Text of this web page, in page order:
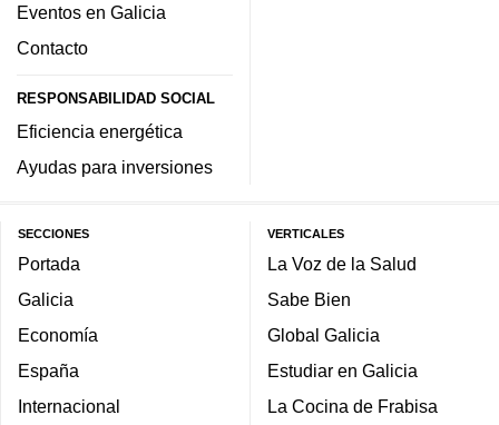
Eventos en Galicia
Contacto
RESPONSABILIDAD SOCIAL
Eficiencia energética
Ayudas para inversiones
SECCIONES
Portada
Galicia
Economía
España
Internacional
VERTICALES
La Voz de la Salud
Sabe Bien
Global Galicia
Estudiar en Galicia
La Cocina de Frabisa